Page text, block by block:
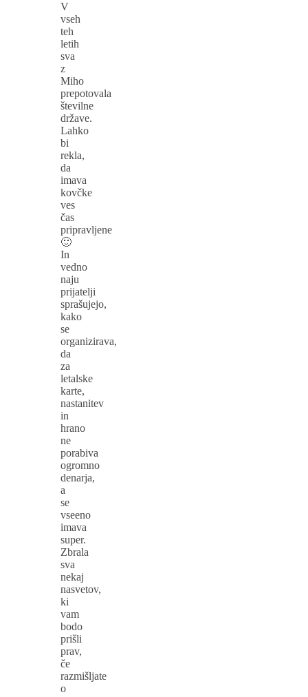
V
vseh
teh
letih
sva
z
Miho
prepotovala
številne
države.
Lahko
bi
rekla,
da
imava
kovčke
ves
čas
pripravljene
🙂
In
vedno
naju
prijatelji
sprašujejo,
kako
se
organizirava,
da
za
letalske
karte,
nastanitev
in
hrano
ne
porabiva
ogromno
denarja,
a
se
vseeno
imava
super.
Zbrala
sva
nekaj
nasvetov,
ki
vam
bodo
prišli
prav,
če
razmišljate
o